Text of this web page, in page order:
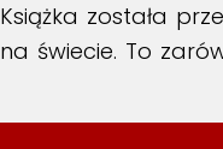
Książka została
na świecie. To